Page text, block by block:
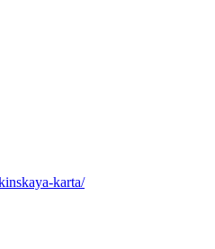
karta/